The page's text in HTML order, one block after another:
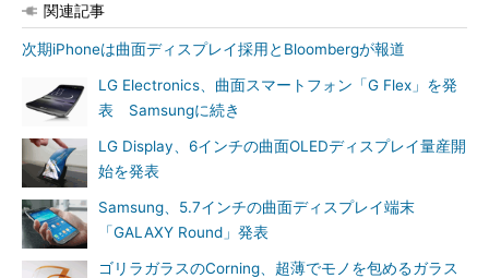
関連記事
次期iPhoneは曲面ディスプレイ採用とBloombergが報道
LG Electronics、曲面スマートフォン「G Flex」を発
表 Samsungに続き
LG Display、6インチの曲面OLEDディスプレイ量産開
始を発表
Samsung、5.7インチの曲面ディスプレイ端末
「GALAXY Round」発表
ゴリラガラスのCorning、超薄でモノを包めるガラス